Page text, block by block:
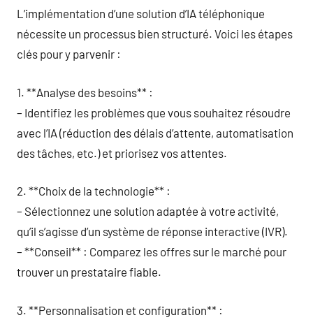
L’implémentation d’une solution d’IA téléphonique
nécessite un processus bien structuré. Voici les étapes
clés pour y parvenir :
1. **Analyse des besoins** :
– Identifiez les problèmes que vous souhaitez résoudre
avec l’IA (réduction des délais d’attente, automatisation
des tâches, etc.) et priorisez vos attentes.
2. **Choix de la technologie** :
– Sélectionnez une solution adaptée à votre activité,
qu’il s’agisse d’un système de réponse interactive (IVR).
– **Conseil** : Comparez les offres sur le marché pour
trouver un prestataire fiable.
3. **Personnalisation et configuration** :